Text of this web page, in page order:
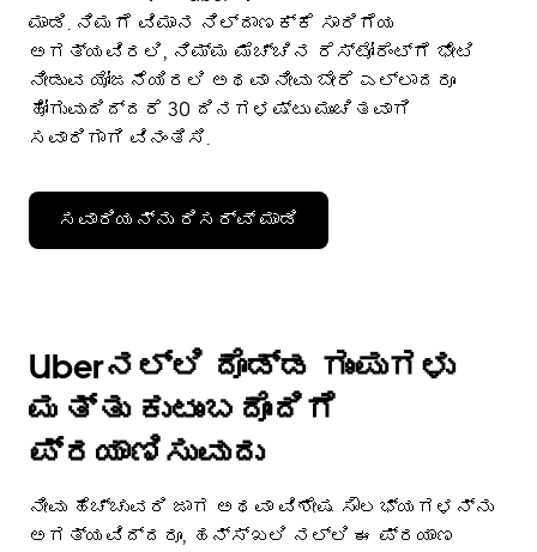
ಮಾಡಿ. ನಿಮಗೆ ವಿಮಾನ ನಿಲ್ದಾಣಕ್ಕೆ ಸಾರಿಗೆಯ
ಅಗತ್ಯವಿರಲಿ, ನಿಮ್ಮ ಮೆಚ್ಚಿನ ರೆಸ್ಟೋರೆಂಟ್‌ಗೆ ಭೇಟಿ
ನೀಡುವ ಯೋಜನೆಯಿರಲಿ ಅಥವಾ ನೀವು ಬೇರೆ ಎಲ್ಲಾದರೂ
ಹೋಗುವುದಿದ್ದರೆ 30 ದಿನಗಳಷ್ಟು ಮುಂಚಿತವಾಗಿ
ಸವಾರಿಗಾಗಿ ವಿನಂತಿಸಿ.
ಸವಾರಿಯನ್ನು ರಿಸರ್ವ್ ಮಾಡಿ
Uberನಲ್ಲಿ ದೊಡ್ಡ ಗುಂಪುಗಳು
ಮತ್ತು ಕುಟುಂಬದೊಂದಿಗೆ
ಪ್ರಯಾಣಿಸುವುದು
ನೀವು ಹೆಚ್ಚುವರಿ ಜಾಗ ಅಥವಾ ವಿಶೇಷ ಸೌಲಭ್ಯಗಳನ್ನು
ಅಗತ್ಯವಿದ್ದರೂ, ಹನ್ಸ್‌ಖಲಿ ನಲ್ಲಿ ಈ ಪ್ರಯಾಣ